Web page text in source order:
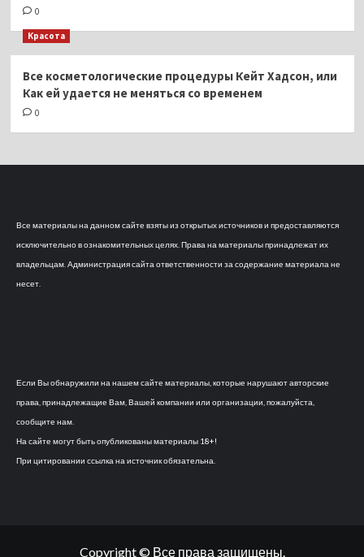
0
Красота
Все косметологические процедуры Кейт Хадсон, или
Как ей удается не меняться со временем
0
Все материалы на данном сайте взяты из открытых источников и предоставляются
исключительно в ознакомительных целях. Права на материалы принадлежат их
владельцам. Администрация сайта ответственности за содержание материала не
несет.
Если Вы обнаружили на нашем сайте материалы, которые нарушают авторские
права, принадлежащие Вам, Вашей компании или организации, пожалуйста,
сообщите нам.
На сайте могут быть опубликованы материалы 18+!
При цитировании ссылка на источник обязательна.
Copyright © Все права защищены.